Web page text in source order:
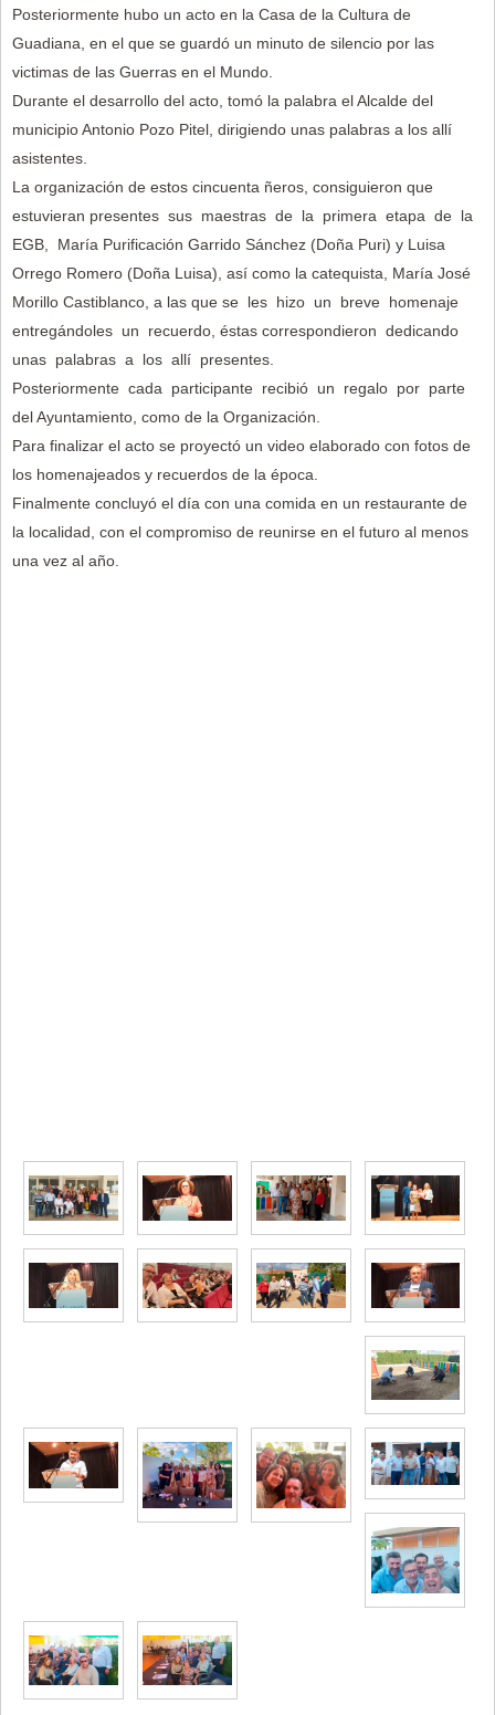
Posteriormente hubo un acto en la Casa de la Cultura de
Guadiana, en el que se guardó un minuto de silencio por las
victimas de las Guerras en el Mundo.
Durante el desarrollo del acto, tomó la palabra el Alcalde del
municipio Antonio Pozo Pitel, dirigiendo unas palabras a los allí
asistentes.
La organización de estos cincuenta ñeros, consiguieron que
estuvieran presentes sus maestras de la primera etapa de la
EGB, María Purificación Garrido Sánchez (Doña Puri) y Luisa
Orrego Romero (Doña Luisa), así como la catequista, María José
Morillo Castiblanco, a las que se les hizo un breve homenaje
entregándoles un recuerdo, éstas correspondieron dedicando
unas palabras a los allí presentes.
Posteriormente cada participante recibió un regalo por parte
del Ayuntamiento, como de la Organización.
Para finalizar el acto se proyectó un video elaborado con fotos de
los homenajeados y recuerdos de la época.
Finalmente concluyó el día con una comida en un restaurante de
la localidad, con el compromiso de reunirse en el futuro al menos
una vez al año.